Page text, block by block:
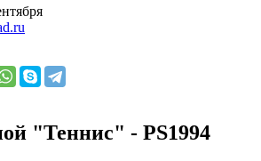
"Теннис" - PS1994